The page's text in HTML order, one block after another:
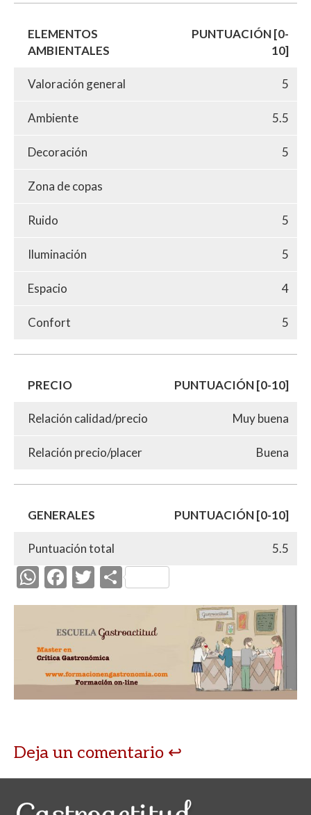
ELEMENTOS
AMBIENTALES
PUNTUACIÓN [0-
10]
Valoración general 5
Ambiente 5.5
Decoración 5
Zona de copas
Ruido 5
Iluminación 5
Espacio 4
Confort 5
PRECIO PUNTUACIÓN [0-10]
Relación calidad/precio Muy buena
Relación precio/placer Buena
GENERALES PUNTUACIÓN [0-10]
Puntuación total 5.5
W
h
at
s
A
p
F
ac
e
b
o
o
T
w
itt
er
C
o
p
ar
ti
Deja un comentario